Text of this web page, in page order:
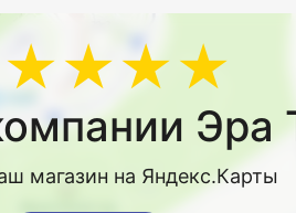
Эра
магазин на Яндекс.Карты